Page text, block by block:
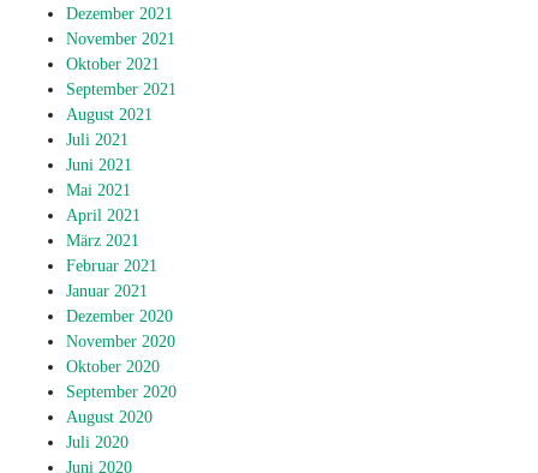
Dezember 2021
November 2021
Oktober 2021
September 2021
August 2021
Juli 2021
Juni 2021
Mai 2021
April 2021
März 2021
Februar 2021
Januar 2021
Dezember 2020
November 2020
Oktober 2020
September 2020
August 2020
Juli 2020
Juni 2020